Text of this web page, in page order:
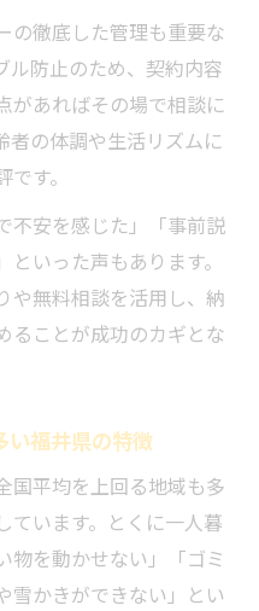
の徹底した管理も重要な
ル防止のため、契約内容
があればその場で相談に
者の体調や生活リズムに
す。
不安を感じた」「事前説
いった声もあります。
や無料相談を活用し、納
ることが成功のカギとな
い福井県の特徴
国平均を上回る地域も多
ています。とくに一人暮
物を動かせない」「ゴミ
雪かきができない」とい